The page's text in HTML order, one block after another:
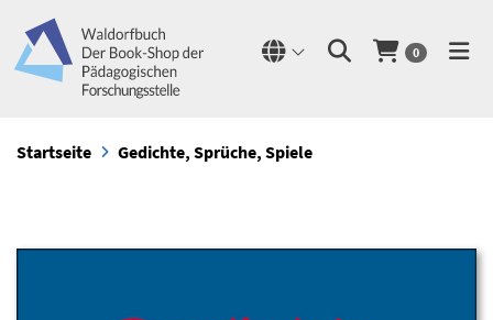
0
Startseite Gedichte, Sprüche, Spiele